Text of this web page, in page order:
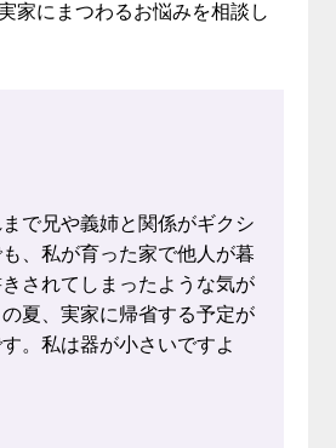
家にまつわるお悩みを相談し
で兄や義姉と関係がギクシ
、私が育った家で他人が暮
されてしまったような気が
夏、実家に帰省する予定が
。私は器が小さいですよ